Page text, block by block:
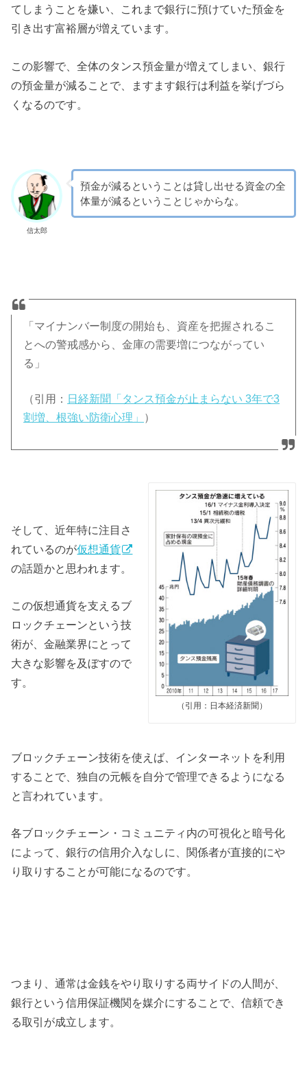
てしまうことを嫌い、これまで銀行に預けていた預金を
引き出す富裕層が増えています。
この影響で、全体のタンス預金量が増えてしまい、銀行
の預金量が減ることで、ますます銀行は利益を挙げづら
くなるのです。
信太郎
預金が減るということは貸し出せる資金の全
体量が減るということじゃからな。
「マイナンバー制度の開始も、資産を把握されるこ
とへの警戒感から、金庫の需要増につながってい
る」
（引用： 日経新聞「タンス預金が止まらない 3年で3
割増、根強い防衛心理」
）
（引用：日本経済新聞）
そして、近年特に注目さ
れているのが仮想通貨
の話題かと思われます。
この仮想通貨を支えるブ
ロックチェーンという技
術が、金融業界にとって
大きな影響を及ぼすので
す。
ブロックチェーン技術を使えば、インターネットを利用
することで、独自の元帳を自分で管理できるようになる
と言われています。
各ブロックチェーン・コミュニティ内の可視化と暗号化
によって、銀行の信用介入なしに、関係者が直接的にや
り取りすることが可能になるのです。
つまり、通常は金銭をやり取りする両サイドの人間が、
銀行という信用保証機関を媒介にすることで、信頼でき
る取引が成立します。